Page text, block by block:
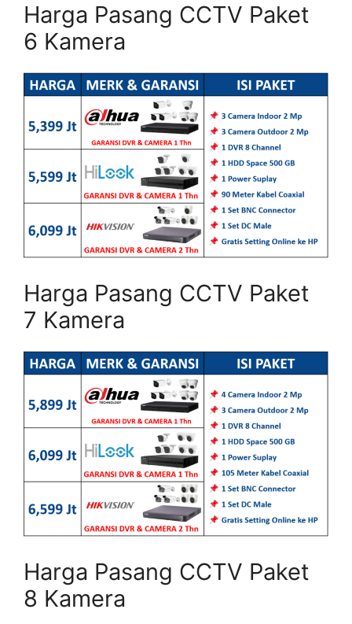
Harga Pasang CCTV Paket
6 Kamera
Harga Pasang CCTV Paket
7 Kamera
Harga Pasang CCTV Paket
8 Kamera